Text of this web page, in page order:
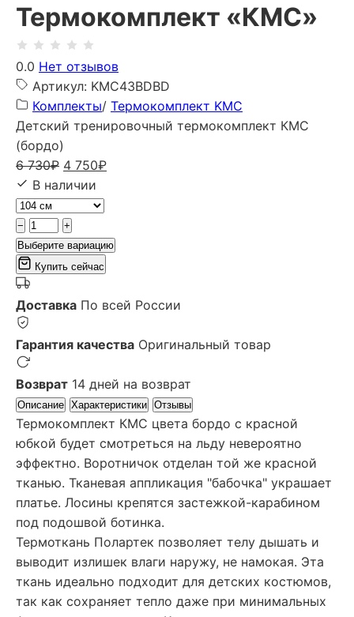
Термокомплект «КМС»
0.0 Нет отзывов
Артикул: KMC43BDBD
Комплекты/ Термокомплект KMC
Детский тренировочный термокомплект КМС
(бордо)
6 730₽ Первоначальная
цена
составляла
6
730₽.
4 750₽Текущая
В наличии
−
+
Выберите вариацию
Купить сейчас
Доставка По всей России
Гарантия качества Оригинальный товар
Возврат 14 дней на возврат
Описание Характеристики Отзывы
Термокомплект КМС цвета бордо с красной
юбкой будет смотреться на льду невероятно
эффектно. Воротничок отделан той же красной
тканью. Тканевая аппликация "бабочка" украшает
платье. Лосины крепятся застежкой-карабином
под подошвой ботинка.
Термоткань Полартек позволяет телу дышать и
выводит излишек влаги наружу, не намокая. Эта
ткань идеально подходит для детских костюмов,
так как сохраняет тепло даже при минимальных